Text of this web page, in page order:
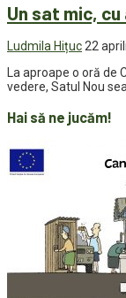
Un sat mic,
Ludmila Hițuc22
La aproape o oră de
vedere, Satul Nou
Hai să ne jucăm!